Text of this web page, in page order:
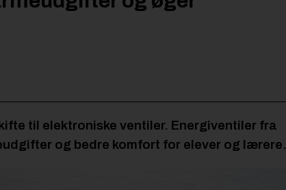
til elektroniske ventiler. Energiventiler fra
og bedre komfort for elever og lærere.